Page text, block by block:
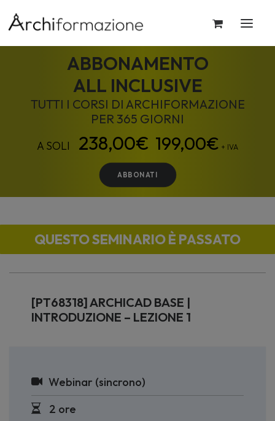
ABBONAMENTO
ALL INCLUSIVE
TUTTI I CORSI DI ARCHIFORMAZIONE
PER 365 GIORNI
199,00€ + IVA
ABBONATI
QUESTO SEMINARIO È PASSATO
[PT68318] ARCHICAD BASE |
INTRODUZIONE – LEZIONE 1
Webinar (sincrono)
2 ore